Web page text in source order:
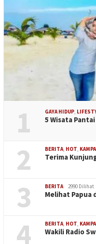
1 GAYA HIDUP
5 Wisata
2 BERITA HOT
Terima
3 BERITA 2990 Dilihat
Melihat Papua
4 BERITA HOT
Wakili Radio